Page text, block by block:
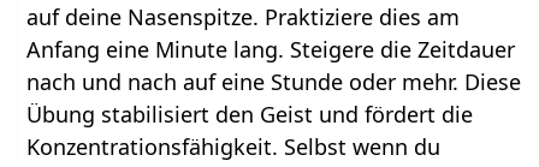
auf deine Nasenspitze. Praktiziere dies am
Anfang eine Minute lang. Steigere die Zeitdauer
nach und nach auf eine Stunde oder mehr. Diese
Übung stabilisiert den Geist und fördert die
Konzentrationsfähigkeit. Selbst wenn du